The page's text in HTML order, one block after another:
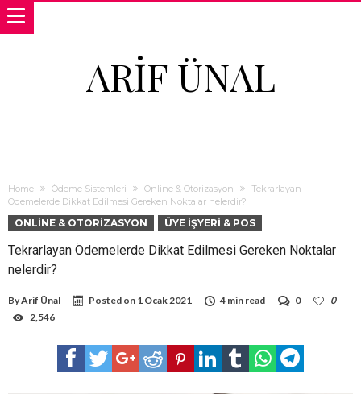
ARIF ÜNAL
Home Ödeme Sistemleri Online & Otorizasyon
Tekrarlayan
Ödemelerde Dikkat Edilmesi Gereken Noktalar nelerdir?
ONLINE & OTORIZASYON ÜYE İŞYERI & POS
Tekrarlayan Ödemelerde Dikkat Edilmesi Gereken Noktalar
nelerdir?
ByArif Ünal Posted on 1 Ocak 2021 4 min read 0
0
2,546